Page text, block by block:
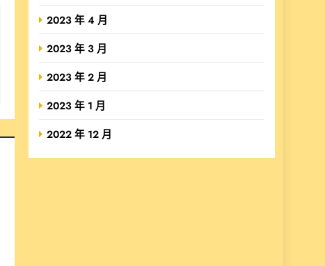
2023 年 4 月
2023 年 3 月
2023 年 2 月
2023 年 1 月
2022 年 12 月